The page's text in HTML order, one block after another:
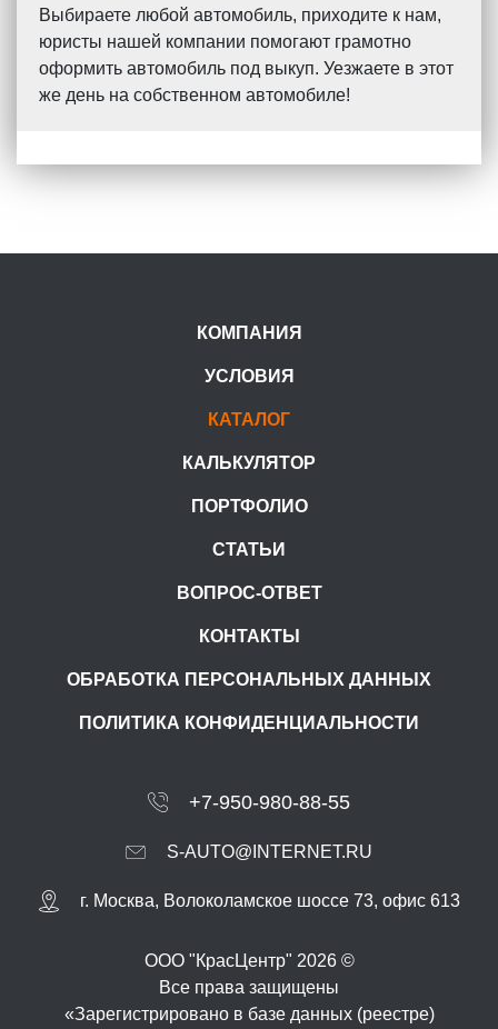
Выбираете любой автомобиль, приходите к нам,
юристы нашей компании помогают грамотно
оформить автомобиль под выкуп. Уезжаете в этот
же день на собственном автомобиле!
КОМПАНИЯ
УСЛОВИЯ
КАТАЛОГ
КАЛЬКУЛЯТОР
ПОРТФОЛИО
СТАТЬИ
ВОПРОС-ОТВЕТ
КОНТАКТЫ
ОБРАБОТКА ПЕРСОНАЛЬНЫХ ДАННЫХ
ПОЛИТИКА КОНФИДЕНЦИАЛЬНОСТИ
+7-950-980-88-55
S-AUTO@INTERNET.RU
г. Москва, Волоколамское шоссе 73, офис 613
ООО "КрасЦентр" 2026 ©
Все права защищены
«Зарегистрировано в базе данных (реестре)